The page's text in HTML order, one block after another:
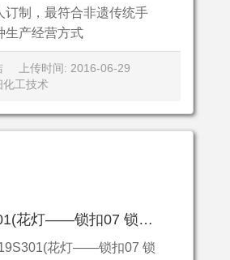
订制，最符合非遗传统手
生产经营方式
上传时间: 2016-06-29
化工技术
LM19S301(花灯——锁扣07 锁扣案例)
花灯——锁扣07 锁